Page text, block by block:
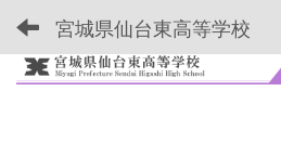
宮城県仙台東高等学校